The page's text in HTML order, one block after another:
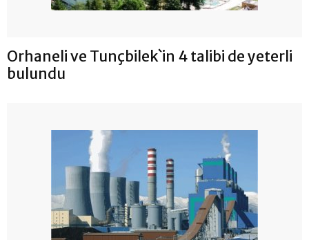
Orhaneli ve Tunçbilek`in 4 talibi de yeterli
bulundu